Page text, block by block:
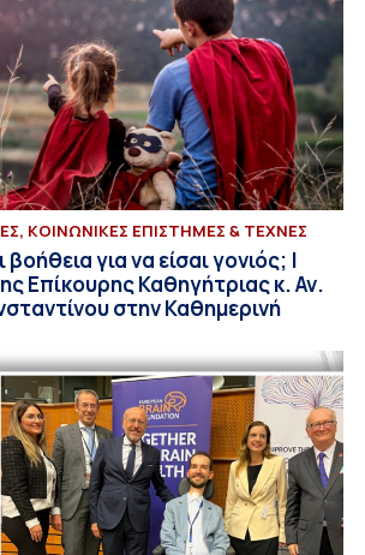
ΚΟΙΝΩΝΙΚΕΣ ΕΠΙΣΤΗΜΕΣ & ΤΕΧΝΕΣ
βοήθεια για να είσαι γονιός; |
Επίκουρης Καθηγήτριας κ. Αν.
στην Καθημερινή